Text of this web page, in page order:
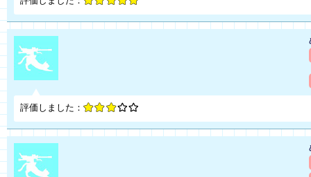
評価しました：